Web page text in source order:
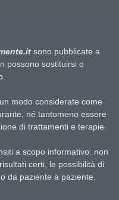
sono pubblicate a
possono sostituirsi o
modo considerate come
né tantomeno essere
di trattamenti e terapie.
a scopo informativo: non
certi, le possibilità di
da paziente a paziente.